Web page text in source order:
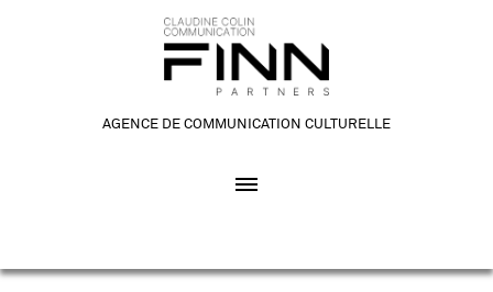
AGENCE DE COMMUNICATION CULTURELLE